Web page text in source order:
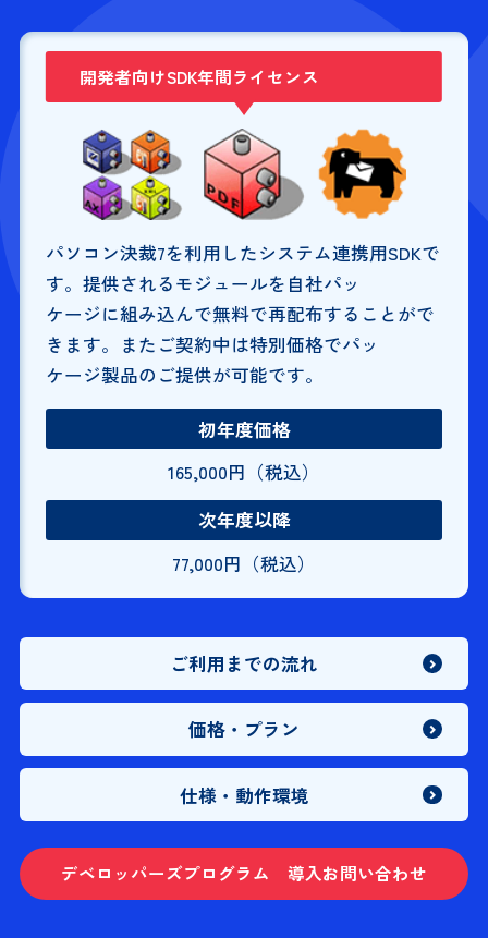
開発者向けSDK年間ライセンス
パソコン決裁7を利用したシステム連携用SDKで
す。提供されるモジュールを自社パッ
ケージに組み込んで無料で再配布することがで
きます。またご契約中は特別価格でパッ
ケージ製品のご提供が可能です。
初年度価格
165,000円（税込）
次年度以降
77,000円（税込）
ご利用までの流れ
価格・プラン
仕様・動作環境
デベロッパーズプログラム 導入お問い合わせ